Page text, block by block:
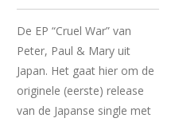
De EP “Cruel War” van
Peter, Paul & Mary uit
Japan. Het gaat hier om de
originele (eerste) release
van de Japanse single met